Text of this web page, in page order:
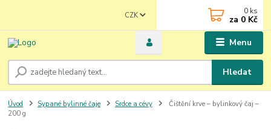
Menu
CZK
Hledat
0 ks
za 0 Kč
Úvod Sypané bylinné čaje Srdce a cévy
Čištění krve – bylinkový čaj –
200 g